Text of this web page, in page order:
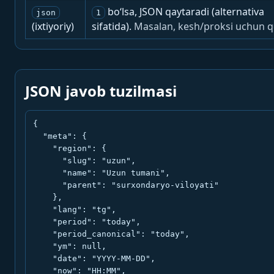
json
(ixtiyoriy)
1
bo‘lsa, JSON qaytaradi (alternativa
sifatida). Masalan, kesh/proksi uchun
JSON javob tuzilmasi
{
  "meta": {
    "region": {
      "slug": "uzun",
      "name": "Uzun tumani",
      "parent": "surxondaryo-viloyati"
    },
    "lang": "tg",
    "period": "today",
    "period_canonical": "today",
    "ym": null,
    "date": "YYYY-MM-DD",
    "now": "HH:MM",